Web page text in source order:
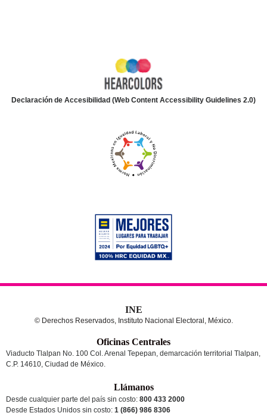
Declaración de Accesibilidad (Web Content Accessibility Guidelines 2.0)
INE
© Derechos Reservados, Instituto Nacional Electoral, México.
Oficinas Centrales
Viaducto Tlalpan No. 100 Col. Arenal Tepepan, demarcación territorial Tlalpan,
C.P. 14610, Ciudad de México.
Llámanos
Desde cualquier parte del país sin costo: 800 433 2000
Desde Estados Unidos sin costo: 1 (866) 986 8306